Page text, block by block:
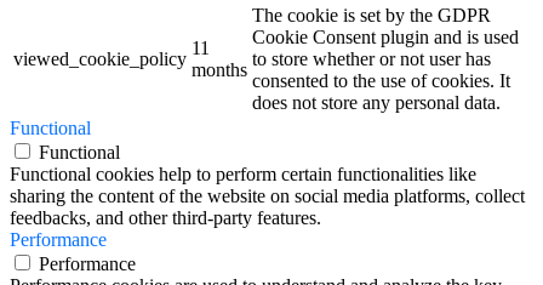
viewed_cookie_policy
11
months
The cookie is set by the GDPR
Cookie Consent plugin and is used
to store whether or not user has
consented to the use of cookies. It
does not store any personal data.
Functional
Functional
Functional cookies help to perform certain functionalities like
sharing the content of the website on social media platforms, collect
feedbacks, and other third-party features.
Performance
Performance